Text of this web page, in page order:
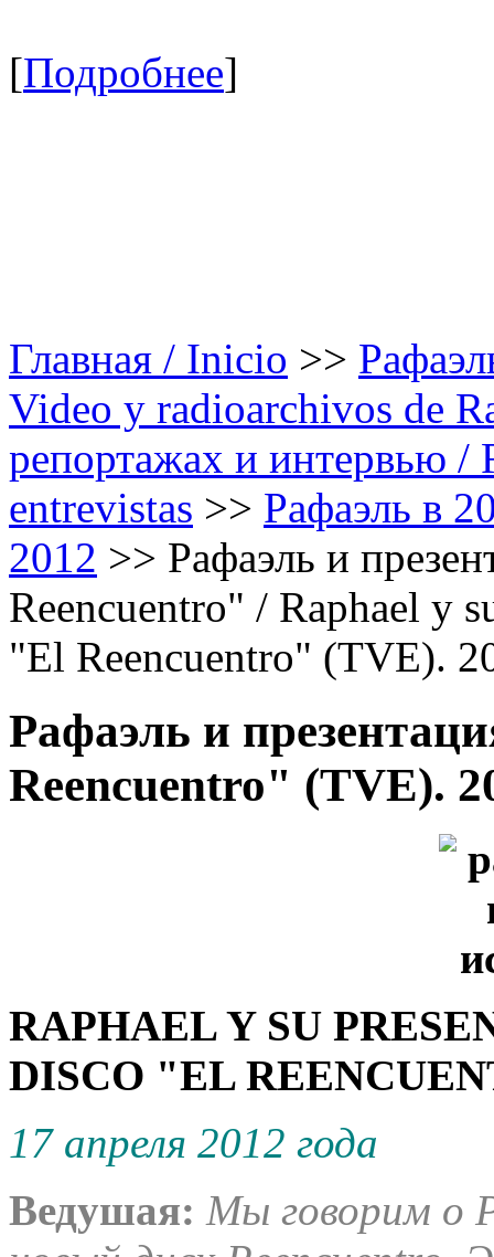
[Подробнее]
Главная / Inicio >>
Video y radioarchivos de
репортажах и интервью /
entrevistas >> Рафаэль в
2012 >> Рафаэль и
Reencuentro" / Raphael y
"El Reencuentro" (TVE).
Рафаэль и
Reencuentro" (TVE).
RAPHAEL Y SU
DISCO "EL
17 апреля 2012 года
Ведушая: Мы говорим о